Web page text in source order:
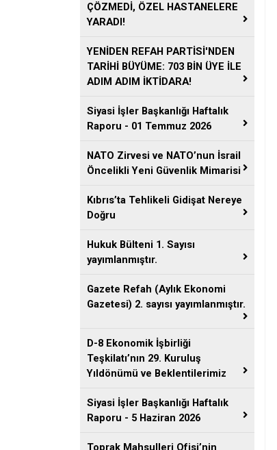
ÇÖZMEDİ, ÖZEL HASTANELERE
YARADI!
YENİDEN REFAH PARTİSİ'NDEN
TARİHİ BÜYÜME: 703 BİN ÜYE İLE
ADIM ADIM İKTİDARA!
Siyasi İşler Başkanlığı Haftalık
Raporu - 01 Temmuz 2026
NATO Zirvesi ve NATO’nun İsrail
Öncelikli Yeni Güvenlik Mimarisi
Kıbrıs’ta Tehlikeli Gidişat Nereye
Doğru
Hukuk Bülteni 1. Sayısı
yayımlanmıştır.
Gazete Refah (Aylık Ekonomi
Gazetesi) 2. sayısı yayımlanmıştır.
D-8 Ekonomik İşbirliği
Teşkilatı’nın 29. Kuruluş
Yıldönümü ve Beklentilerimiz
Siyasi İşler Başkanlığı Haftalık
Raporu - 5 Haziran 2026
Toprak Mahsulleri Ofisi’nin